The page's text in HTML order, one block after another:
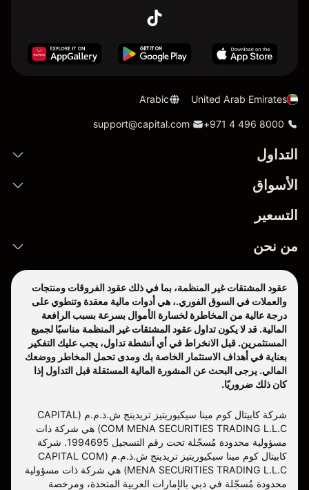
United Arab Emirates
Arabic
+971 4 496 8000
support@capital.com
التداول
الأسواق
التسعير
من نحن
عقود المشتقات غير المنظمة، بما في ذلك عقود الفروقات ومنتجات
والعملات في السوق الفوري.، هي أدوات مالية معقدة وتنطوي على
درجة عالية من المخاطرة لخسارة الأموال بسرعة بسبب الرافعة
المالية. قد لا يكون تداول عقود المشتقات غير المنظمة مناسبًا لجميع
المستثمرين. قبل الانخراط في أي أنشطة تداول، يجب عليك التفكير
بعناية في أهداف الاستثمار الخاصة بك ومدى تحمل المخاطر ووضعك
المالي. يرجى البحث عن المشورة المالية المستقلة قبل التداول إذا
كان ذلك ضروريًا.
شركة كابيتال كوم مينا سيكيوريتيز تريدينج ش.ذ.م.م (CAPITAL
COM MENA SECURITIES TRADING L.L.C) هي شركة ذات
مسؤولية محدودة مُسجّلة تحت رقم التسجيل 1994695. شركة
كابيتال كوم مينا سيكيوريتيز تريدينج ش.ذ.م.م (CAPITAL COM
MENA SECURITIES TRADING L.L.C) هي شركة ذات مسؤولية
محدودة مُسجّلة في دبي بالإمارات العربية المتحدة، ومرخصة